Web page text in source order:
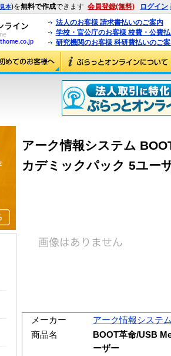
見本)を無料で作成できます 会員登録(無料) ログイン
法人のお客様 請求書払いのご案内
学校・官公庁のお客様 校費・公費
研究機関のお客様 科研費払いのご
アーク情報システム
カデミックパック 5ユー
メーカー
アーク情報システ
商品名
BOOT革命/USB
ーザー